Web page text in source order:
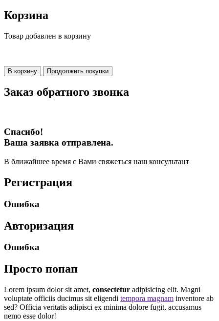
Корзина
Товар добавлен в корзину
В корзину Продолжить покупки
Заказ обратного звонка
Спасибо!
Ваша заявка отправлена.
В ближайшее время с Вами свяжеться наш консультант
Регистрация
Ошибка
Авторизация
Ошибка
Просто попап
Lorem ipsum dolor sit amet, consectetur adipisicing elit. Magni
voluptate officiis ducimus sit eligendi tempora magnam inventore ab
sed? Officia veritatis adipisci ex minima dolore fugit, accusamus
nemo esse dolor!